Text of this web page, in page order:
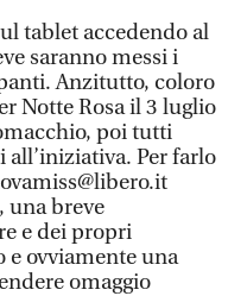
tablet accedendo al
saranno messi i
Anzitutto, coloro
Notte Rosa il 3 luglio
poi tutti
Per farlo
una breve
e dei propri
e ovviamente una
omaggio